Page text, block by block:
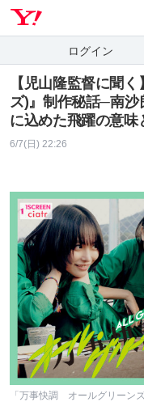
ログイン
【児山隆監督に聞
ズ)』制作秘話─南沙
に込めた飛躍の意味
6/7(日) 22:26
「万事快調 オールグリーン